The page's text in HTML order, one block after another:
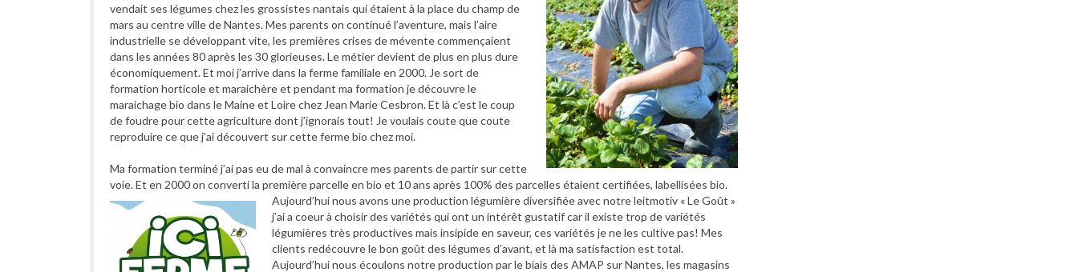
vendait ses légumes chez les grossistes nantais qui étaient à la place du champ de
mars au centre ville de Nantes. Mes parents on continué l’aventure, mais l’aire
industrielle se développant vite, les premières crises de mévente commençaient
dans les années 80 après les 30 glorieuses. Le métier devient de plus en plus dure
économiquement. Et moi j’arrive dans la ferme familiale en 2000. Je sort de
formation horticole et maraichère et pendant ma formation je découvre le
maraichage bio dans le Maine et Loire chez Jean Marie Cesbron. Et là c’est le coup
de foudre pour cette agriculture dont j’ignorais tout! Je voulais coute que coute
reproduire ce que j’ai découvert sur cette ferme bio chez moi.
Ma formation terminé j’ai pas eu de mal à convaincre mes parents de partir sur cette
voie. Et en 2000 on converti la première parcelle en bio et 10 ans après 100% des parcelles étaient certifiées, labellisées bio.
Aujourd’hui nous avons une production légumière diversifiée avec notre leitmotiv « Le Goût »
j’ai a coeur à choisir des variétés qui ont un intérêt gustatif car il existe trop de variétés
légumières très productives mais insipide en saveur, ces variétés je ne les cultive pas! Mes
clients redécouvre le bon goût des légumes d’avant, et là ma satisfaction est total.
Aujourd’hui nous écoulons notre production par le biais des AMAP sur Nantes, les magasins